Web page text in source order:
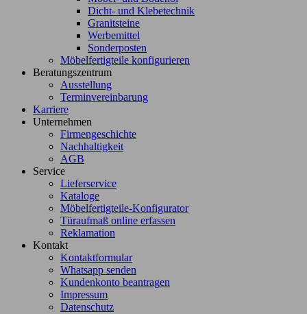
Dicht- und Klebetechnik
Granitsteine
Werbemittel
Sonderposten
Möbelfertigteile konfigurieren
Beratungszentrum
Ausstellung
Terminvereinbarung
Karriere
Unternehmen
Firmengeschichte
Nachhaltigkeit
AGB
Service
Lieferservice
Kataloge
Möbelfertigteile-Konfigurator
Türaufmaß online erfassen
Reklamation
Kontakt
Kontaktformular
Whatsapp senden
Kundenkonto beantragen
Impressum
Datenschutz